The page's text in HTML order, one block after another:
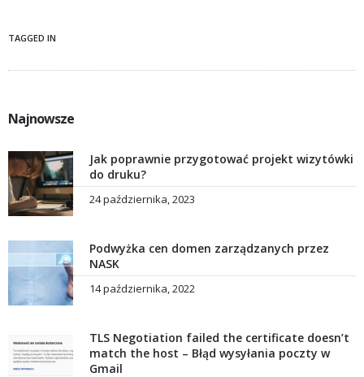
TAGGED IN
Najnowsze
Jak poprawnie przygotować projekt wizytówki
do druku?
24 października, 2023
Podwyżka cen domen zarządzanych przez
NASK
14 października, 2022
TLS Negotiation failed the certificate doesn’t
match the host – Błąd wysyłania poczty w
Gmail